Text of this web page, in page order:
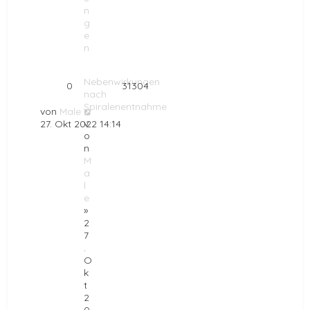
n
g
e
n
Nebenwirkungen
nach
Spiralenentnahme
v
o
n
M
a
l
e
»
2
7
.
O
k
t
2
0 31304
von Male
27. Okt 2022 14:14